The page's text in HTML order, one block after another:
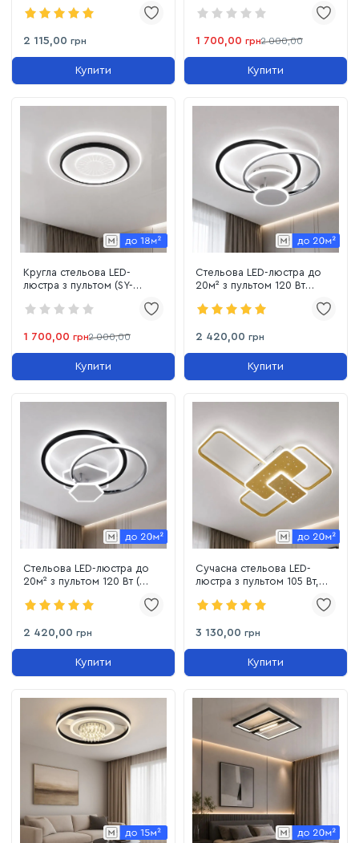
144)
2 115,00 грн
Купити
16080/500 BK+WH)
1 700,00 грн2 000,00
Купити
Кругла стельова LED-
люстра з пультом (SY-
Чорний/Білий)
1 700,00 грн2 000,00
Купити
Стельова LED-люстра до
20м² з пультом 120 Вт
YH469
2 420,00 грн
Купити
Стельова LED-люстра до
20м² з пультом 120 Вт (
YH467
2 420,00 грн
Купити
Сучасна стельова LED-
люстра з пультом 105 Вт,
3 130,00 грн
Купити